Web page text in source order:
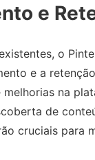
e
o
e a
na
de
cruciais para